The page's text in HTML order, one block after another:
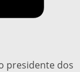
presidente dos